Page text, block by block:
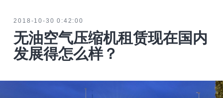
2018-10-30 0:42:00
无油空气压缩机租赁现在国内
发展得怎么样？